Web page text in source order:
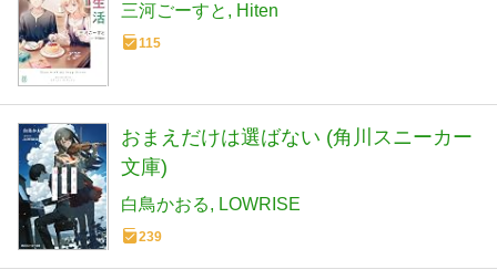
三河ごーすと Hiten
115
おまえだけは選ばない (角川スニーカー
文庫)
白鳥かおる LOWRISE
239